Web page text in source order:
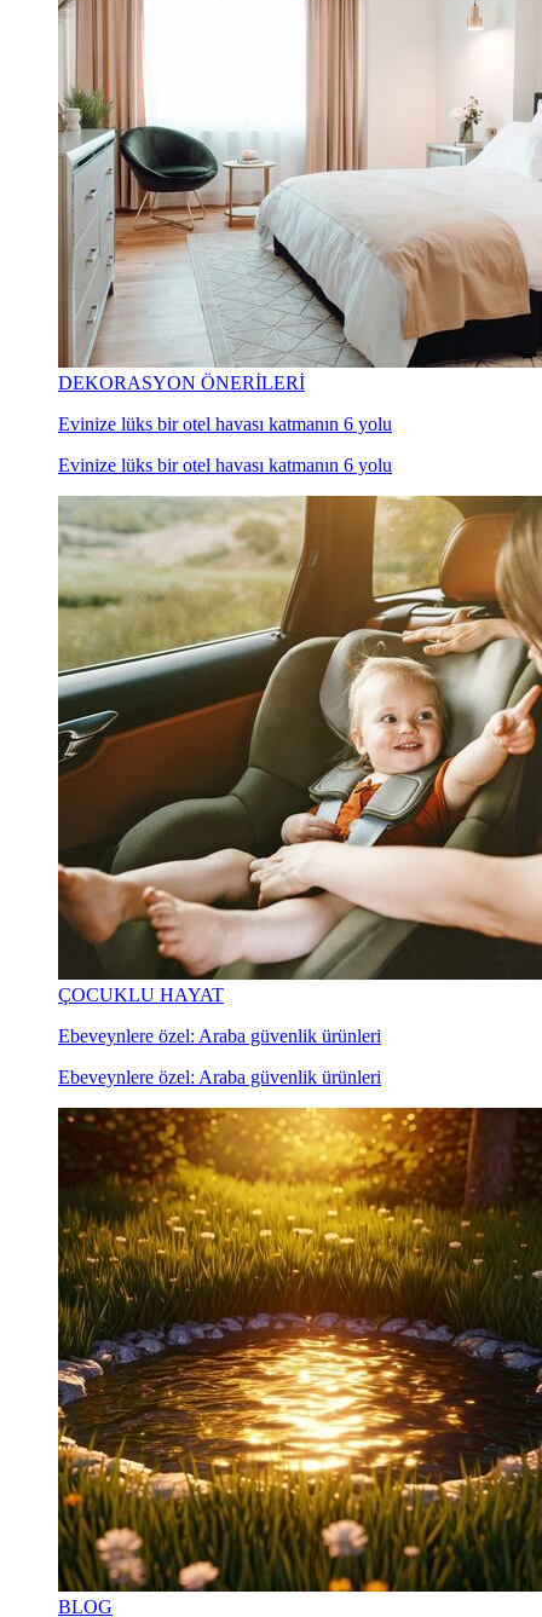
DEKORASYON ÖNERİLERİ
Evinize lüks bir otel havası katmanın 6 yolu
Evinize lüks bir otel havası katmanın 6 yolu
ÇOCUKLU HAYAT
Ebeveynlere özel: Araba güvenlik ürünleri
Ebeveynlere özel: Araba güvenlik ürünleri
BLOG